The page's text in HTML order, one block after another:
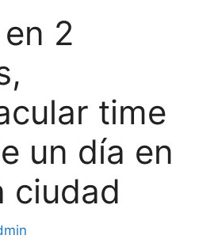
2
time
un día en
ciudad